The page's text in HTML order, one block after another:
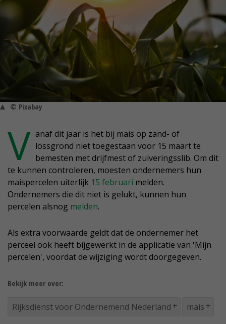
© Pixabay
V anaf dit jaar is het bij mais op zand- of
lössgrond niet toegestaan voor 15 maart te
bemesten met drijfmest of zuiveringsslib. Om dit
te kunnen controleren, moesten ondernemers hun
maispercelen uiterlijk 15 februari melden.
Ondernemers die dit niet is gelukt, kunnen hun
percelen alsnog melden.
Als extra voorwaarde geldt dat de ondernemer het
perceel ook heeft bijgewerkt in de applicatie van 'Mijn
percelen', voordat de wijziging wordt doorgegeven.
Bekijk meer over:
Rijksdienst voor Ondernemend Nederland mais